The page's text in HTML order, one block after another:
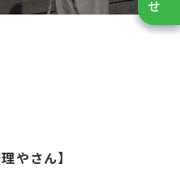
やさん】